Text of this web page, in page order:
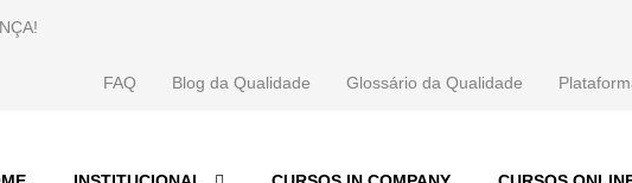
FAQ Blog da Qualidade Glossário da Qualidade